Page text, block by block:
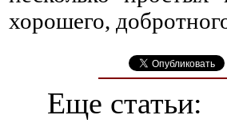
хорошего,
Еще статьи: